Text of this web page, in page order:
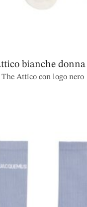
bianche
The Attico con logo nero